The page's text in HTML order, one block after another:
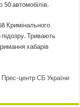
50 автомобілів.
Кримінального
Тривають
хабарів
Прес-центр СБ України